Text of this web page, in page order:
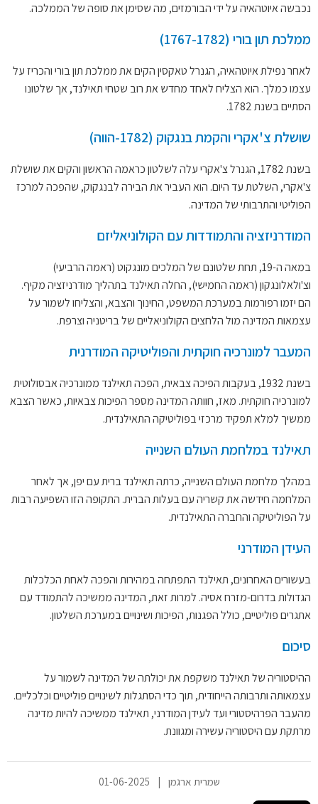
נכבשה איוטהאיה על ידי הבורמזים, מה שסימן את סופה של הממלכה.
ממלכת תון בורי (1767-1782)
לאחר נפילת איוטהאיה, הגנרל טאקסין הקים את ממלכת תון בורי והכריז על
עצמו כמלך. הוא הצליח לאחד מחדש את רוב שטחי תאילנד, אך שלטונו
הסתיים בשנת 1782.
שושלת צ'אקרי והקמת בנגקוק (1782-הווה)
בשנת 1782, הגנרל צ'אקרי עלה לשלטון כראמה הראשון והקים את שושלת
צ'אקרי, השלטת עד היום. הוא העביר את הבירה לבנגקוק, שהפכה למרכז
הפוליטי והתרבותי של המדינה.
המודרניזציה והתמודדות עם הקולוניאליזם
במאה ה-19, תחת שלטונם של המלכים מונגקוט (ראמה הרביעי)
וצ'ולאלונגקון (ראמה החמישי), החלה תאילנד בתהליך מודרניזציה מקיף.
הם יזמו רפורמות במערכת המשפט, החינוך והצבא, והצליחו לשמור על
עצמאות המדינה מול הלחצים הקולוניאליים של בריטניה וצרפת.
המעבר למונרכיה חוקתית והפוליטיקה המודרנית
בשנת 1932, בעקבות הפיכה צבאית, הפכה תאילנד ממונרכיה אבסולוטית
למונרכיה חוקתית. מאז, חוותה המדינה מספר הפיכות צבאיות, כאשר הצבא
ממשיך למלא תפקיד מרכזי בפוליטיקה התאילנדית.
תאילנד במלחמת העולם השנייה
במהלך מלחמת העולם השנייה, כרתה תאילנד ברית עם יפן, אך לאחר
המלחמה חידשה את קשריה עם בעלות הברית. התקופה הזו השפיעה רבות
על הפוליטיקה והחברה התאילנדית.
העידן המודרני
בעשורים האחרונים, תאילנד התפתחה במהירות והפכה לאחת הכלכלות
הגדולות בדרום-מזרח אסיה. למרות זאת, המדינה ממשיכה להתמודד עם
אתגרים פוליטיים, כולל הפגנות, הפיכות ושינויים במערכת השלטון.
סיכום
ההיסטוריה של תאילנד משקפת את יכולתה של המדינה לשמור על
עצמאותה ותרבותה הייחודית, תוך כדי הסתגלות לשינויים פוליטיים וכלכליים.
מהעבר הפרהיסטורי ועד לעידן המודרני, תאילנד ממשיכה להיות מדינה
מרתקת עם היסטוריה עשירה ומגוונת.
שמרית ארגמן |
01-06-2025